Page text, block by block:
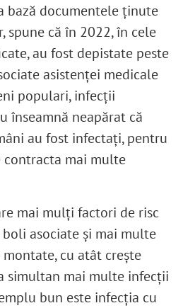
bază documentele ținute
spune că în 2022, în cele
au fost depistate peste
asistenței medicale
populari, infecții
înseamnă neapărat că
au fost infectați, pentru
contracta mai multe
mai mulți factori de risc
asociate și mai multe
cu atât crește
simultan mai multe infecții
bun este infecția cu